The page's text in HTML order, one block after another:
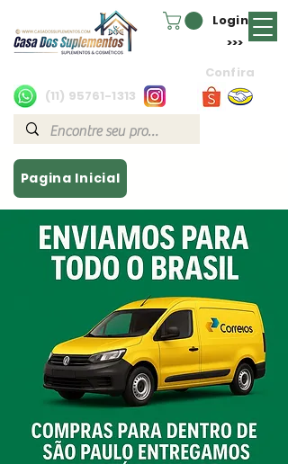
Login
(11) 95761-1313
>>>
Confira
Pagina Inicial